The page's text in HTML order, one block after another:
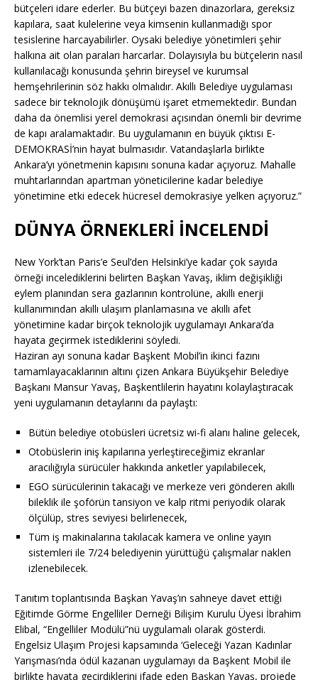
bütçeleri idare ederler. Bu bütçeyi bazen dinazorlara, gereksiz
kapılara, saat kulelerine veya kimsenin kullanmadığı spor
tesislerine harcayabilirler. Oysaki belediye yönetimleri şehir
halkına ait olan paraları harcarlar. Dolayısıyla bu bütçelerin nasıl
kullanılacağı konusunda şehrin bireysel ve kurumsal
hemşehrilerinin söz hakkı olmalıdır. Akıllı Belediye uygulaması
sadece bir teknolojik dönüşümü işaret etmemektedir. Bundan
daha da önemlisi yerel demokrasi açısından önemli bir devrime
de kapı aralamaktadır. Bu uygulamanın en büyük çıktısı E-
DEMOKRASİ’nin hayat bulmasıdır. Vatandaşlarla birlikte
Ankara’yı yönetmenin kapısını sonuna kadar açıyoruz. Mahalle
muhtarlarından apartman yöneticilerine kadar belediye
yönetimine etki edecek hücresel demokrasiye yelken açıyoruz.”
DÜNYA ÖRNEKLERİ İNCELENDİ
New York’tan Paris’e Seul’den Helsinki’ye kadar çok sayıda
örneği incelediklerini belirten Başkan Yavaş, iklim değişikliği
eylem planından sera gazlarının kontrolüne, akıllı enerji
kullanımından akıllı ulaşım planlamasına ve akıllı afet
yönetimine kadar birçok teknolojik uygulamayı Ankara’da
hayata geçirmek istediklerini söyledi.
Haziran ayı sonuna kadar Başkent Mobil’in ikinci fazını
tamamlayacaklarının altını çizen Ankara Büyükşehir Belediye
Başkanı Mansur Yavaş, Başkentlilerin hayatını kolaylaştıracak
yeni uygulamanın detaylarını da paylaştı:
Bütün belediye otobüsleri ücretsiz wi-fi alanı haline gelecek,
Otobüslerin iniş kapılarına yerleştireceğimiz ekranlar
aracılığıyla sürücüler hakkında anketler yapılabilecek,
EGO sürücülerinin takacağı ve merkeze veri gönderen akıllı
bileklik ile şoförün tansiyon ve kalp ritmi periyodik olarak
ölçülüp, stres seviyesi belirlenecek,
Tüm iş makinalarına takılacak kamera ve online yayın
sistemleri ile 7/24 belediyenin yürüttüğü çalışmalar naklen
izlenebilecek.
Tanıtım toplantısında Başkan Yavaş’ın sahneye davet ettiği
Eğitimde Görme Engelliler Derneği Bilişim Kurulu Üyesi İbrahim
Elibal, “Engelliler Modülü”nü uygulamalı olarak gösterdi.
Engelsiz Ulaşım Projesi kapsamında ‘Geleceği Yazan Kadınlar
Yarışması’nda ödül kazanan uygulamayı da Başkent Mobil ile
birlikte hayata geçirdiklerini ifade eden Başkan Yavaş, projede